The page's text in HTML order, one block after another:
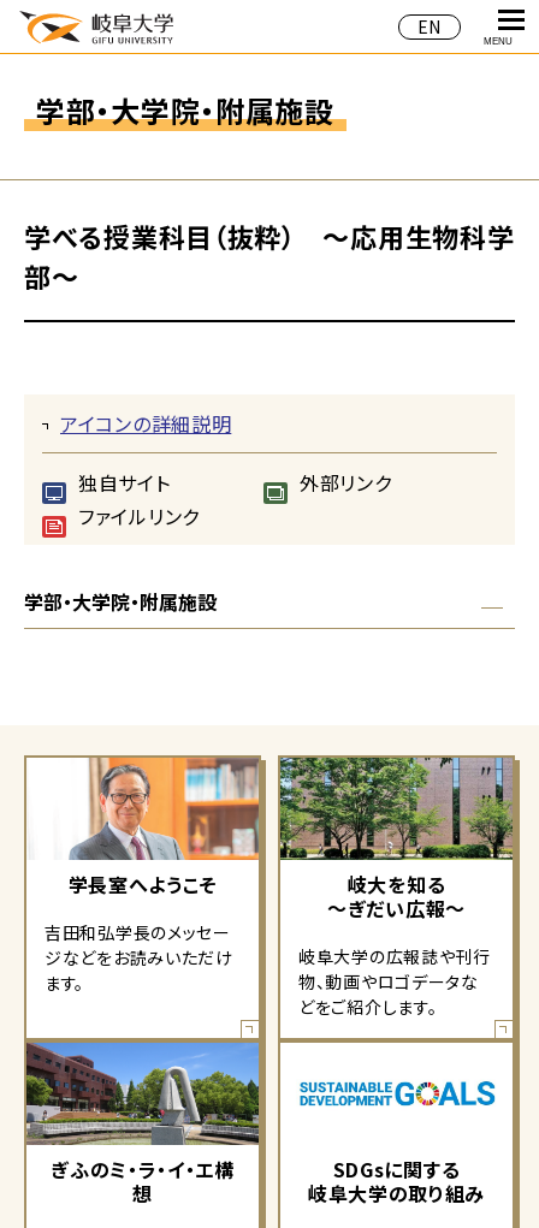
EN
MENU
学部・大学院・附属施設
学べる授業科目（抜粋） ～応用生物科学
部～
アイコンの詳細説明
独自サイト
外部リンク
ファイルリンク
学部・大学院・附属施設
学長室へようこそ
吉田和弘学長のメッセー
ジなどをお読みいただけ
ます。
岐大を知る
～ぎだい広報～
岐阜大学の広報誌や刊行
物、動画やロゴデータな
どをご紹介します。
ぎふのミ・ラ・イ・エ構
想
SDGsに関する
岐阜大学の取り組み